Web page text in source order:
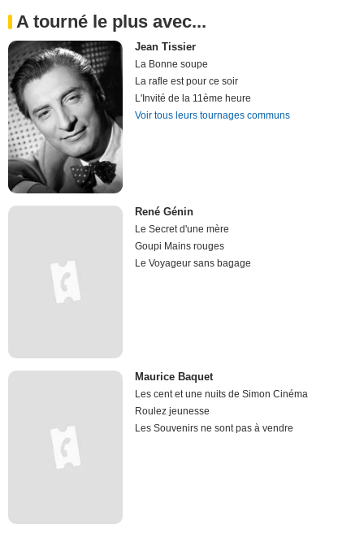
A tourné le plus avec...
Jean Tissier
La Bonne soupe
La rafle est pour ce soir
L'Invité de la 11ème heure
Voir tous leurs tournages communs
René Génin
Le Secret d'une mère
Goupi Mains rouges
Le Voyageur sans bagage
Maurice Baquet
Les cent et une nuits de Simon Cinéma
Roulez jeunesse
Les Souvenirs ne sont pas à vendre